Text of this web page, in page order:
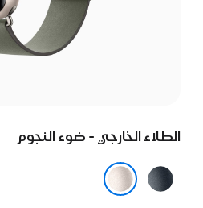
الطلاء الخارجي - ضوء النجوم
سماء
الليل